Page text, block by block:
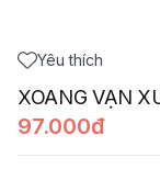
Yêu thích
XOANG VẠN
97.000đ